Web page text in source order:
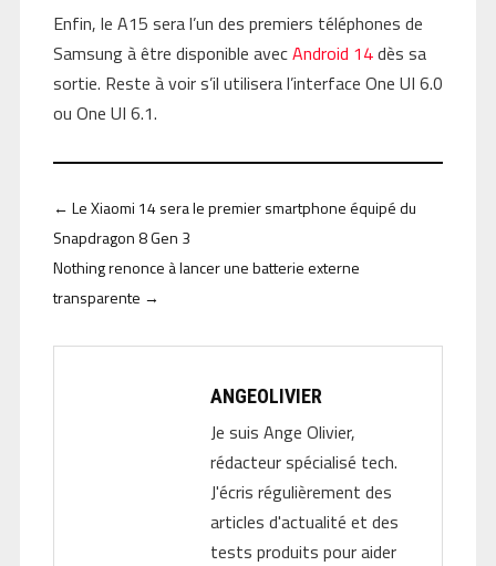
Enfin, le A15 sera l’un des premiers téléphones de
Samsung à être disponible avecAndroid 14dès sa
sortie. Reste à voir s’il utilisera l’interface One UI 6.0
ou One UI 6.1.
← Le Xiaomi 14 sera le premier smartphone équipé du
Snapdragon 8 Gen 3
Nothing renonce à lancer une batterie externe
transparente →
ANGEOLIVIER
Je suis Ange Olivier,
rédacteur spécialisé tech.
J'écris régulièrement des
articles d'actualité et des
tests produits pour aider